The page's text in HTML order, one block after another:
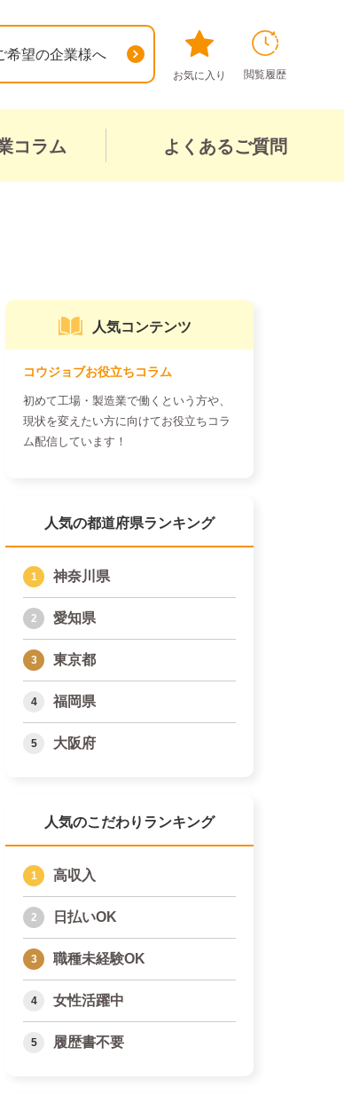
希望の企業様へ
お気に入り 閲覧履歴
コラム よくあるご質問
人気コンテンツ
コウジョブお役立ちコラム
初めて工場・製造業で働くという方や、
現状を変えたい方に向けてお役立ちコラ
ム配信しています！
人気の都道府県ランキング
神奈川県
愛知県
東京都
福岡県
大阪府
人気のこだわりランキング
高収入
日払いOK
職種未経験OK
女性活躍中
履歴書不要